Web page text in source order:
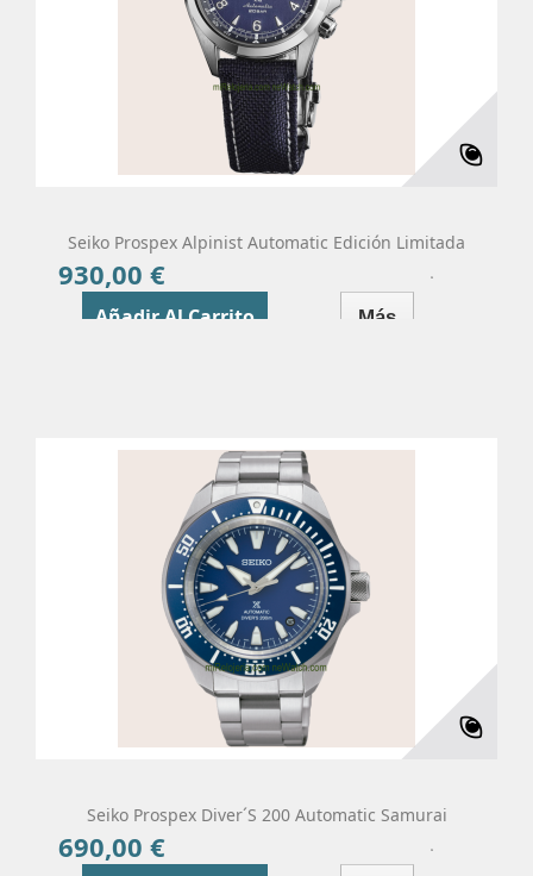
Seiko Prospex Alpinist Automatic Edición Limitada
930,00 €
Añadir Al Carrito Más
Seiko Prospex Diver´s 200 Automatic Samurai
690,00 €